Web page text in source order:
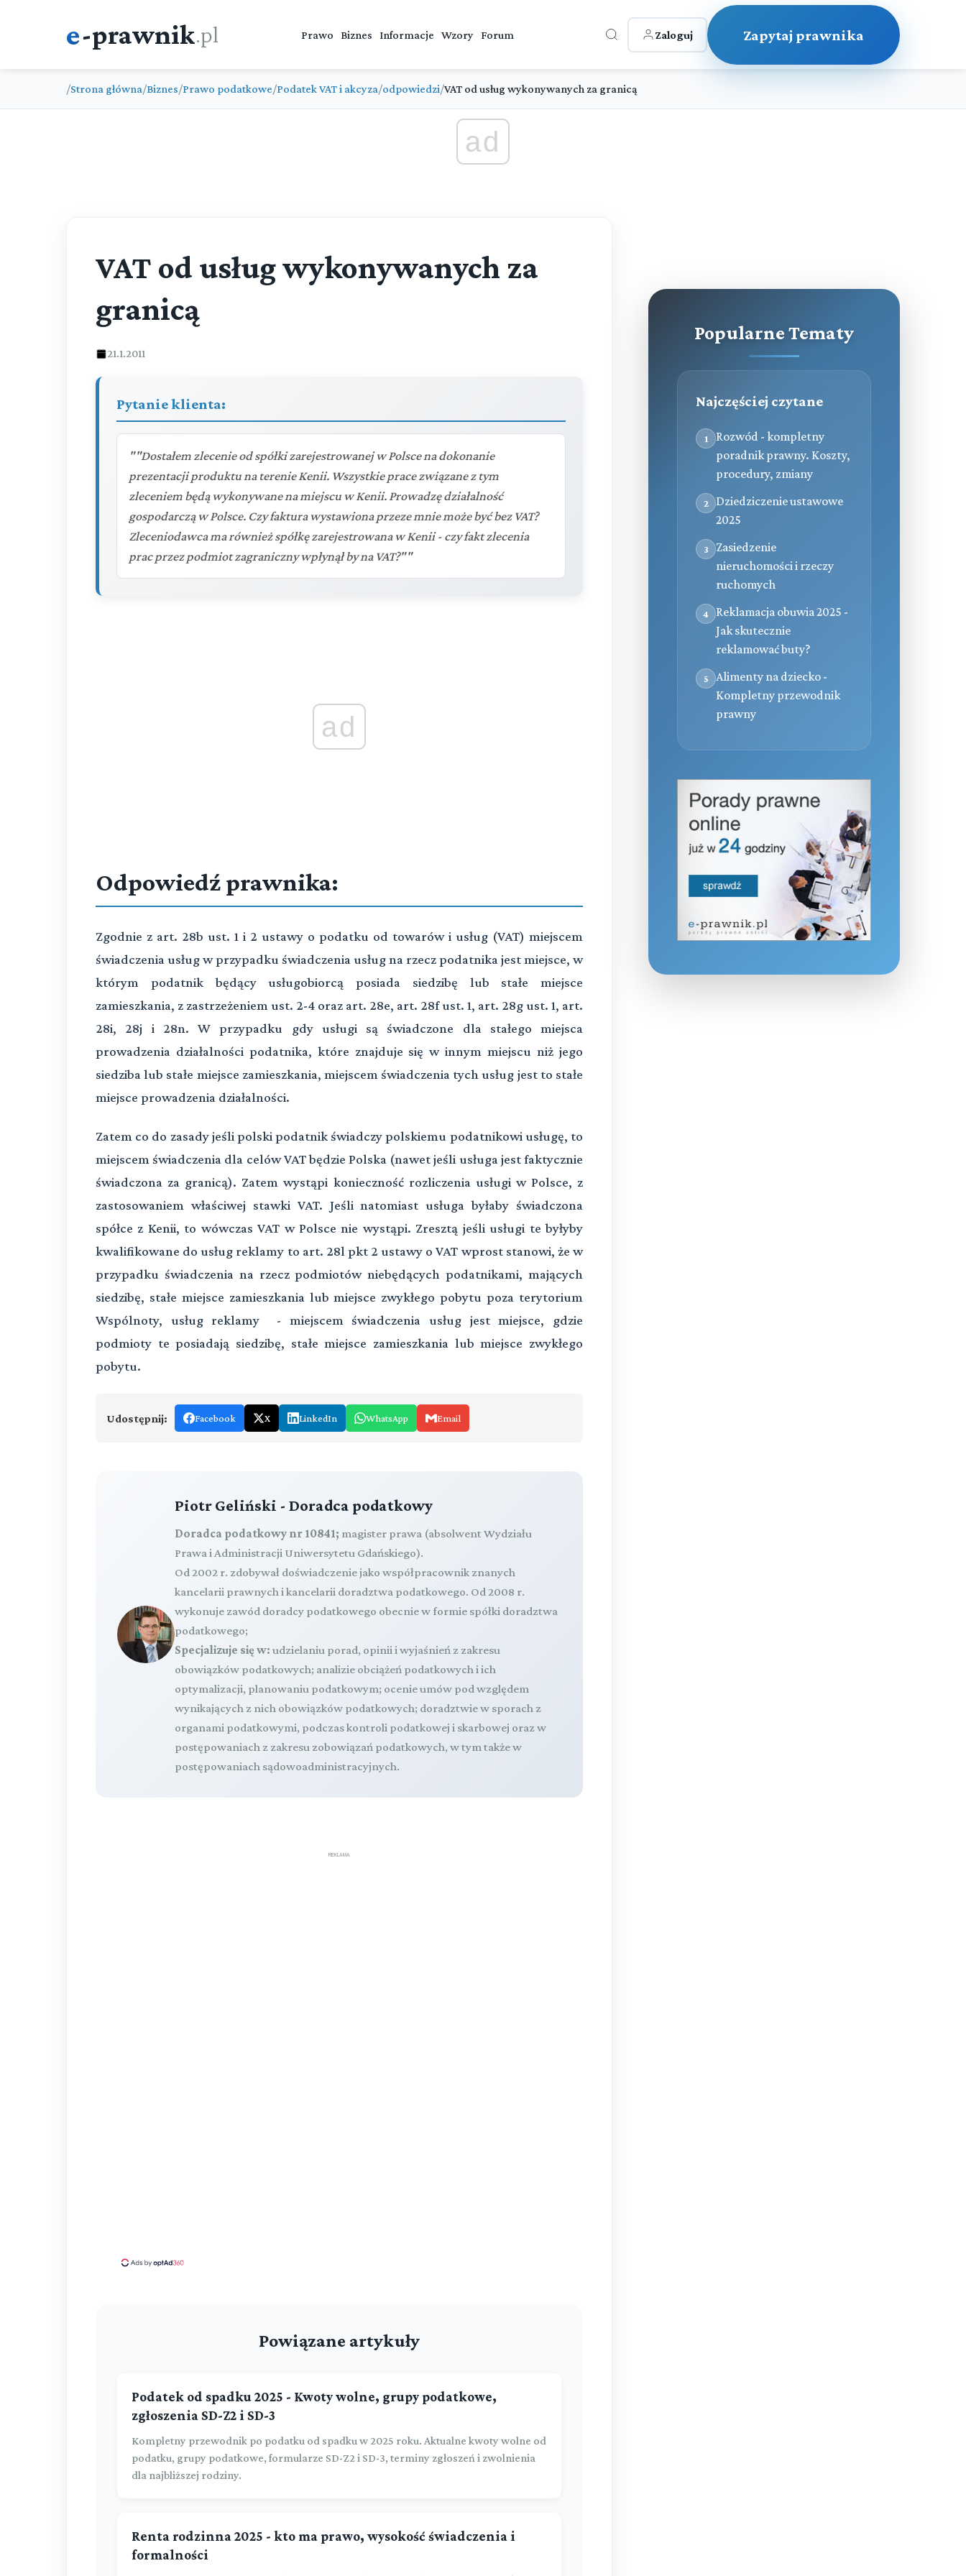
e-prawnik.pl Prawo Biznes Informacje Wzory Forum Zaloguj Zapytaj prawnika
/Strona główna/Biznes/Prawo podatkowe/Podatek VAT i akcyza/odpowiedzi/VAT od usług wykonywanych za granicą
ad
VAT od usług wykonywanych za
granicą
21.1.2011
Pytanie klienta:
""Dostałem zlecenie od spółki zarejestrowanej w Polsce na dokonanie
prezentacji produktu na terenie Kenii. Wszystkie prace związane z tym
zleceniem będą wykonywane na miejscu w Kenii. Prowadzę działalność
gospodarczą w Polsce. Czy faktura wystawiona przeze mnie może być bez VAT?
Zleceniodawca ma również spółkę zarejestrowana w Kenii - czy fakt zlecenia
prac przez podmiot zagraniczny wpłynął by na VAT?""
ad
Odpowiedź prawnika:
Zgodnie z art. 28b ust. 1 i 2 ustawy o podatku od towarów i usług (VAT) miejscem
świadczenia usług w przypadku świadczenia usług na rzecz podatnika jest miejsce, w
którym podatnik będący usługobiorcą posiada siedzibę lub stałe miejsce
zamieszkania, z zastrzeżeniem ust. 2-4 oraz art. 28e, art. 28f ust. 1, art. 28g ust. 1, art.
28i, 28j i 28n. W przypadku gdy usługi są świadczone dla stałego miejsca
prowadzenia działalności podatnika, które znajduje się w innym miejscu niż jego
siedziba lub stałe miejsce zamieszkania, miejscem świadczenia tych usług jest to stałe
miejsce prowadzenia działalności.
Zatem co do zasady jeśli polski podatnik świadczy polskiemu podatnikowi usługę, to
miejscem świadczenia dla celów VAT będzie Polska (nawet jeśli usługa jest faktycznie
świadczona za granicą). Zatem wystąpi konieczność rozliczenia usługi w Polsce, z
zastosowaniem właściwej stawki VAT. Jeśli natomiast usługa byłaby świadczona
spółce z Kenii, to wówczas VAT w Polsce nie wystąpi. Zresztą jeśli usługi te byłyby
kwalifikowane do usług reklamy to art. 28l pkt 2 ustawy o VAT wprost stanowi, że w
przypadku świadczenia na rzecz podmiotów niebędących podatnikami, mających
siedzibę, stałe miejsce zamieszkania lub miejsce zwykłego pobytu poza terytorium
Wspólnoty, usług reklamy - miejscem świadczenia usług jest miejsce, gdzie
podmioty te posiadają siedzibę, stałe miejsce zamieszkania lub miejsce zwykłego
pobytu.
Udostępnij: Facebook X LinkedIn WhatsApp Email
Piotr Geliński - Doradca podatkowy
Doradca podatkowy nr 10841; magister prawa (absolwent Wydziału
Prawa i Administracji Uniwersytetu Gdańskiego).
Od 2002 r. zdobywał doświadczenie jako współpracownik znanych
kancelarii prawnych i kancelarii doradztwa podatkowego. Od 2008 r.
wykonuje zawód doradcy podatkowego obecnie w formie spółki doradztwa
podatkowego;
Specjalizuje się w: udzielaniu porad, opinii i wyjaśnień z zakresu
obowiązków podatkowych; analizie obciążeń podatkowych i ich
optymalizacji, planowaniu podatkowym; ocenie umów pod względem
wynikających z nich obowiązków podatkowych; doradztwie w sporach z
organami podatkowymi, podczas kontroli podatkowej i skarbowej oraz w
postępowaniach z zakresu zobowiązań podatkowych, w tym także w
postępowaniach sądowoadministracyjnych.
REKLAMA
Powiązane artykuły
Podatek od spadku 2025 - Kwoty wolne, grupy podatkowe,
zgłoszenia SD-Z2 i SD-3
Kompletny przewodnik po podatku od spadku w 2025 roku. Aktualne kwoty wolne od
podatku, grupy podatkowe, formularze SD-Z2 i SD-3, terminy zgłoszeń i zwolnienia
dla najbliższej rodziny.
Renta rodzinna 2025 - kto ma prawo, wysokość świadczenia i
formalności
Popularne Tematy
Najczęściej czytane
1
Rozwód - kompletny
poradnik prawny. Koszty,
procedury, zmiany
2
Dziedziczenie ustawowe
2025
3
Zasiedzenie
nieruchomości i rzeczy
ruchomych
4
Reklamacja obuwia 2025 -
Jak skutecznie
reklamować buty?
5
Alimenty na dziecko -
Kompletny przewodnik
prawny